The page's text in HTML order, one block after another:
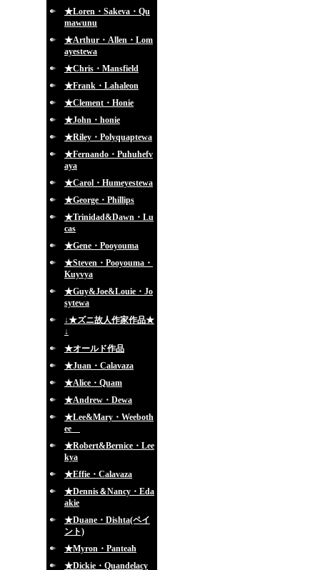
★Loren・Sakeva・Qu
mawunu
★Arthur・Allen・Lom
ayestewa
★Chris・Mansfield
★Frank・Lahaleon
★Clement・Honie
★John・honie
★Riley・Polyquaptewa
★Fernando・Puhuhefv
aya
★Carol・Humeyestewa
★George・Phillips
★Trinidad&Dawn・Lu
cas
★Gene・Pooyouma
★Steven・Pooyouma・
Kuyvya
★Guy&Joe&Louie・Jo
sytewa
↓★ズニ故人作家作品★
↓
★オールド作品
★Juan・Calavaza
★Alice・Quam
★Andrew・Dewa
★Lee&Mary・Weeboth
ee
★Robert&Bernice・Lee
kya
★Effie・Calavaza
★Dennis＆Nancy・Eda
akie
★Duane・Dishta(ペイ
ント)
★Myron・Panteah
★Dickie・Quandelacy